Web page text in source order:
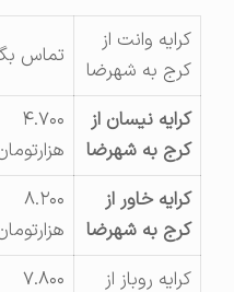
کرایه وانت از
کرج به شهرضا
تماس بگیرید
کرایه نیسان از
کرج به شهرضا
۴.۷۰۰
هزارتومان
کرایه خاور از
کرج به شهرضا
۸.۲۰۰
هزارتومان
کرایه روباز از
۷.۸۰۰